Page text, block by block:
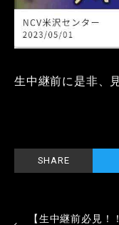
生中継前に是非、
SHARE
【生中継前必見